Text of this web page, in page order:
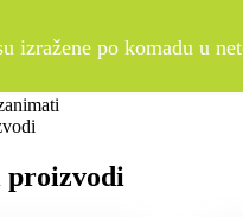
izražene po komadu u
proizvodi